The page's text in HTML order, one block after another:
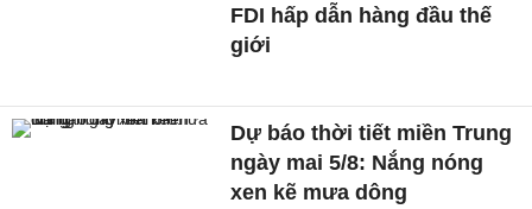
FDI hấp dẫn hàng đầu thế
giới
Dự báo thời tiết miền Trung
ngày mai 5/8: Nắng nóng
xen kẽ mưa dông